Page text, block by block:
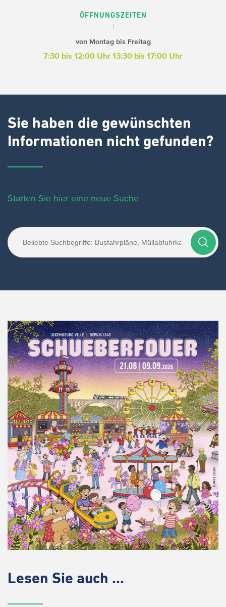
ÖFFNUNGSZEITEN
von Montag bis Freitag
7:30 bis 12:00 Uhr 13:30 bis 17:00 Uhr
Sie haben die gewünschten
Informationen nicht gefunden?
Starten Sie hier eine neue Suche
Lesen Sie auch ...